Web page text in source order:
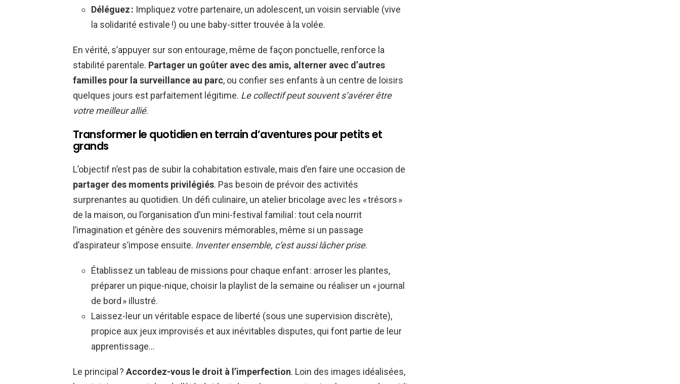
Déléguez : Impliquez votre partenaire, un adolescent, un voisin serviable (vive
la solidarité estivale !) ou une baby-sitter trouvée à la volée.
En vérité, s’appuyer sur son entourage, même de façon ponctuelle, renforce la
stabilité parentale. Partager un goûter avec des amis, alterner avec d’autres
familles pour la surveillance au parc, ou confier ses enfants à un centre de loisirs
quelques jours est parfaitement légitime. Le collectif peut souvent s’avérer être
votre meilleur allié.
Transformer le quotidien en terrain d’aventures pour petits et
grands
L’objectif n’est pas de subir la cohabitation estivale, mais d’en faire une occasion de
partager des moments privilégiés. Pas besoin de prévoir des activités
surprenantes au quotidien. Un défi culinaire, un atelier bricolage avec les « trésors »
de la maison, ou l’organisation d’un mini-festival familial : tout cela nourrit
l’imagination et génère des souvenirs mémorables, même si un passage
d’aspirateur s’impose ensuite. Inventer ensemble, c’est aussi lâcher prise.
Établissez un tableau de missions pour chaque enfant : arroser les plantes,
préparer un pique-nique, choisir la playlist de la semaine ou réaliser un « journal
de bord » illustré.
Laissez-leur un véritable espace de liberté (sous une supervision discrète),
propice aux jeux improvisés et aux inévitables disputes, qui font partie de leur
apprentissage…
Le principal ? Accordez-vous le droit à l’imperfection. Loin des images idéalisées,